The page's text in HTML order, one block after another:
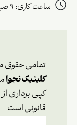
ساعت کاری: 9 صبح الی 10 شب
تمامی حقوق
کلینیک نجوا
کپی برداری
قانونی است